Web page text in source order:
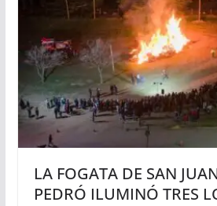
LA FOGATA DE SAN
PEDRÓ ILUMINÓ TRES